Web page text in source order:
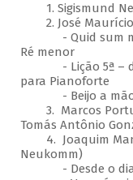
1. Sigismund
2. José Maurício
- Quid sum
Ré menor
- Lição 5ª – do
para Pianoforte
- Beijo a mão
3. Marcos
Tomás Antônio
4. Joaquim
Neukomm)
- Desde o dia